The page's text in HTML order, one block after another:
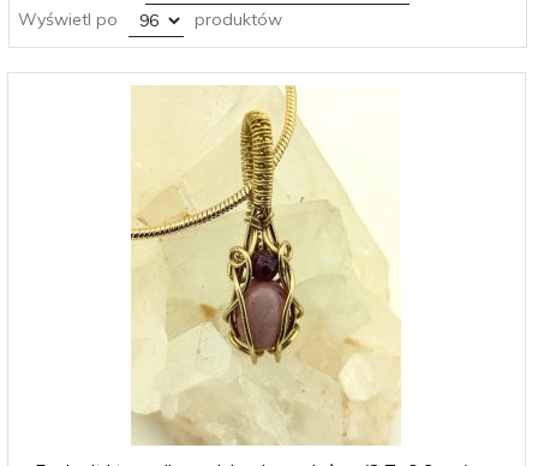
Wyświetl po
pop produktów